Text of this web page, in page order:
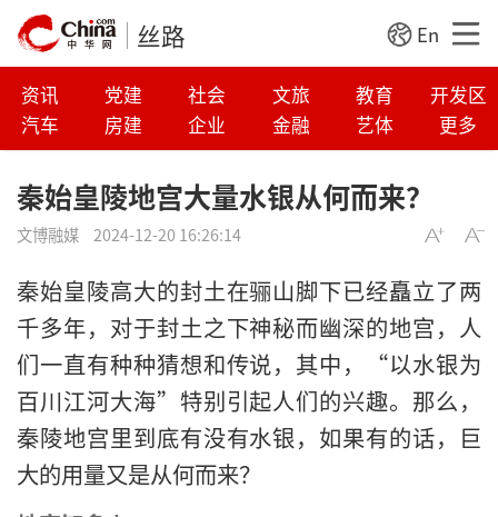
丝路 En
资讯 党建 社会 文旅 教育
开发区
汽车
房建 企业 金融 艺体 更多
秦始皇陵地宫大量水银从何而来？
文博融媒 2024-12-20 16:26:14
秦始皇陵高大的封土在骊山脚下已经矗立了两
千多年，对于封土之下神秘而幽深的地宫，人
们一直有种种猜想和传说，其中，“以水银为
百川江河大海”特别引起人们的兴趣。那么，
秦陵地宫里到底有没有水银，如果有的话，巨
大的用量又是从何而来？